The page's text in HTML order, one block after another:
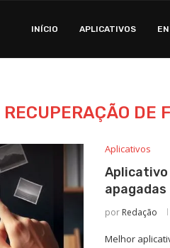
INÍCIO APLICATIVOS
RECUPERAÇÃO DE
Aplicativos
apagadas
por Redação
Melhor